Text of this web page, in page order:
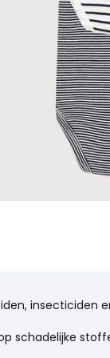
schadelijke